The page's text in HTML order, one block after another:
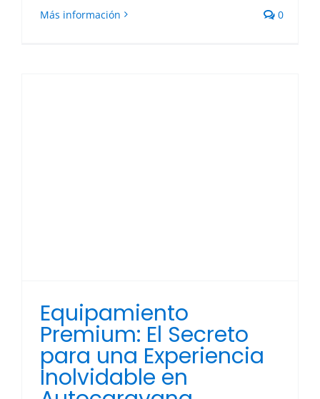
Más información 0
Equipamiento
Premium: El Secreto
para una Experiencia
Inolvidable en